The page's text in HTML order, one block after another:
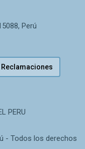
Perú
Reclamaciones
PERU
- Todos los derechos